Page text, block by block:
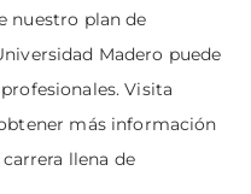
nuestro plan de
Madero puede
Visita
más información
llena de